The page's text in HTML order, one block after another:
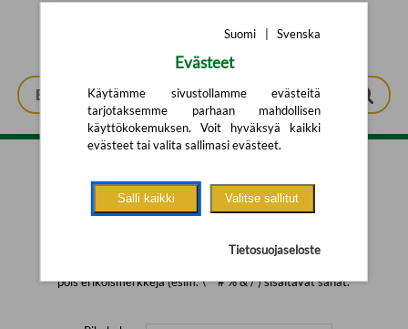
Tarkennettu haku
pois erikoismerkkejä (esim. \' " # % & / ) sisältävät sanat.
Suomi Svenska
Evästeet
Käytämme sivustollamme evästeitä
tarjotaksemme parhaan mahdollisen
käyttökokemuksen. Voit hyväksyä kaikki
evästeet tai valita sallimasi evästeet.
Salli kaikki Valitse sallitut
Tietosuojaseloste